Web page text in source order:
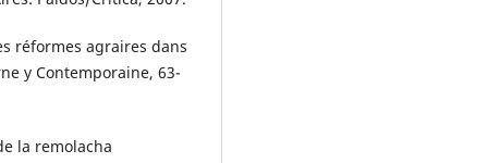
réformes agraires dans
y Contemporaine, 63-
la remolacha